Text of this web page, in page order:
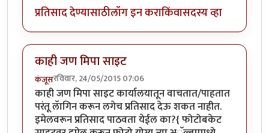
प्रतिसाद देण्यासाठीलॉग इन कराकिंवासदस्य व्हा
काही जण मिपा साइट
कंजूसरविवार, 24/05/2015 07:06
काही जण मिपा साइट कार्यालयातून वाचतात/पाहतात
परंतू लॅागिन करून लगेच प्रतिसाद देऊ शकत नाहीत.
इमेलवरून प्रतिसाद पाठवता येईल का?{ फोटोबकेट